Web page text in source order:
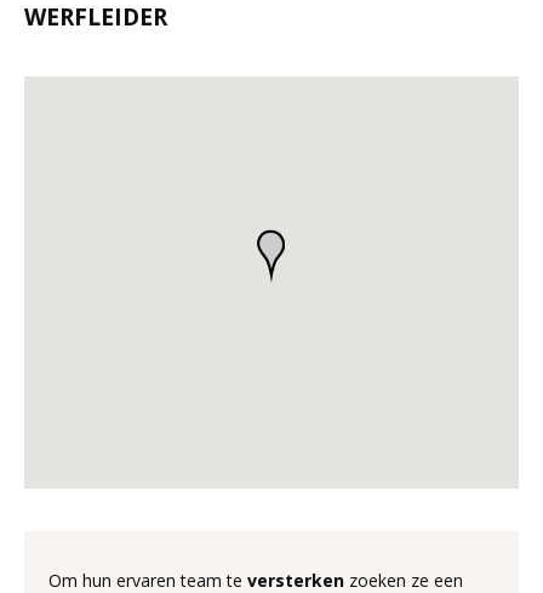
WERFLEIDER
Om hun ervaren team te versterken zoeken ze een